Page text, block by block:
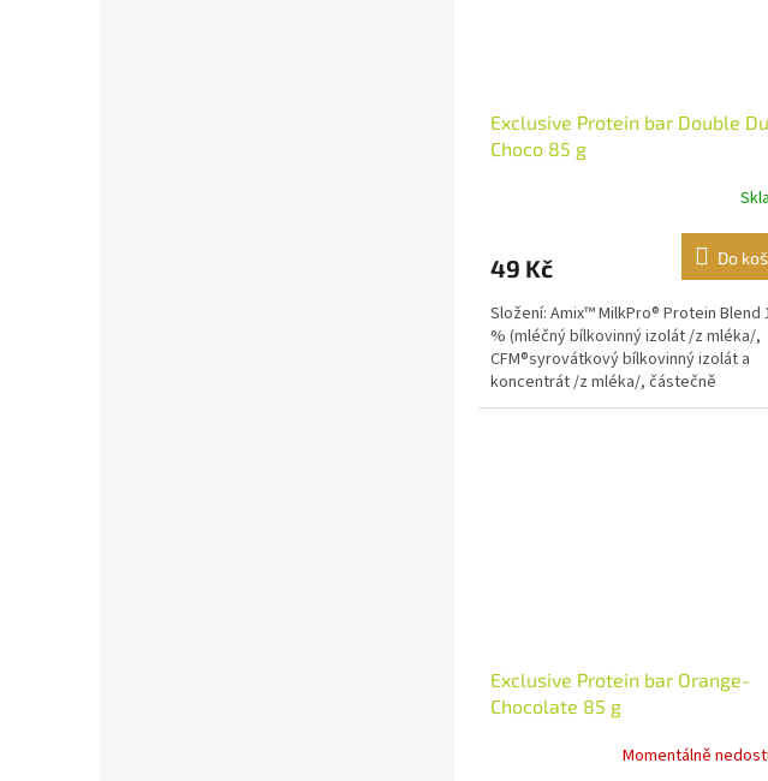
Exclusive Protein bar Double
Choco 85 g
49 Kč Do
Složení: Amix™ MilkPro® Protein Blend
% (mléčný bílkovinný izolát /z mléka/,
CFM®syrovátkový bílkovinný izolát a
koncentrát /z mléka/, částečně
hydrolyzovaný syrovátkový...
Exclusive Protein bar Orange-
Chocolate 85 g
Momentálně